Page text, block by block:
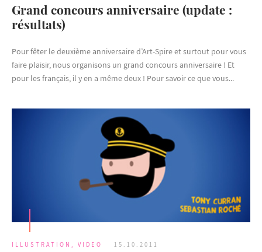
Grand concours anniversaire (update :
résultats)
Pour fêter le deuxième anniversaire d’Art-Spire et surtout pour vous
faire plaisir, nous organisons un grand concours anniversaire ! Et
pour les français, il y en a même deux ! Pour savoir ce que vous...
ILLUSTRATION , VIDEO 15.10.2011